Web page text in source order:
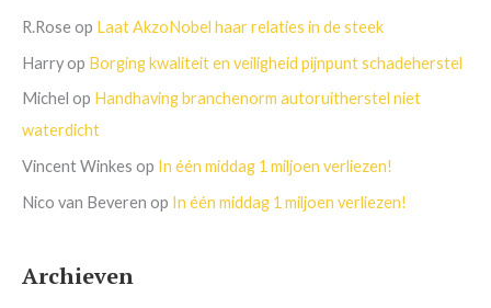
R.Roseop Laat AkzoNobel haar relaties in de steek
Harryop Borging kwaliteit en veiligheid pijnpunt schadeherstel
Michel op Handhaving branchenorm autoruitherstel niet
waterdicht
Vincent Winkes op In één middag 1 miljoen verliezen!
Nico van Beveren op In één middag 1 miljoen verliezen!
Archieven